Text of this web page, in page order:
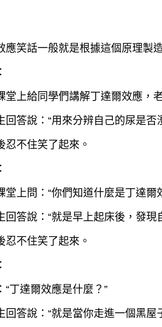
應笑話一般就是根據這個原理製
堂上給同學們講解丁達爾效應，
回答說：“用來分辨自己的尿是否
忍不住笑了起來。
堂上問：“你們知道什麼是丁達爾
回答說：“就是早上起床後，發現
忍不住笑了起來。
“丁達爾效應是什麼？”
回答說：“就是當你走進一個黑屋